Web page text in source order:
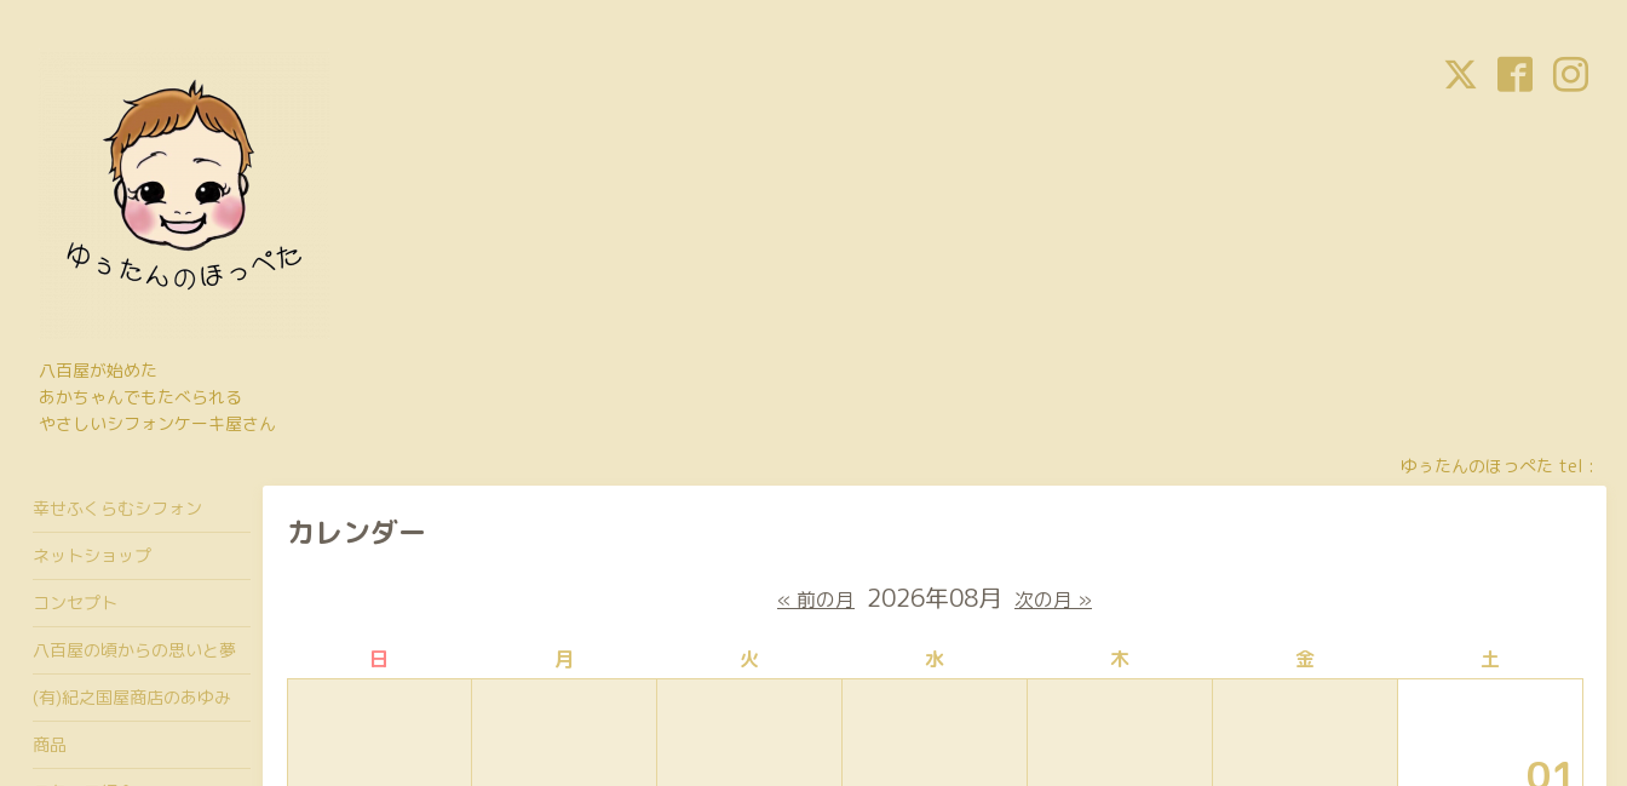
八百屋が始めた
あかちゃんでもたべられる
やさしいシフォンケーキ屋さん
ゆぅたんのほっぺた tel :
カレンダー
« 前の月 2026年08月 次の月 »
日 月 火 水 木 金 土
01
幸せふくらむシフォン
ネットショップ
コンセプト
八百屋の頃からの思いと夢
(有)紀之国屋商店のあゆみ
商品